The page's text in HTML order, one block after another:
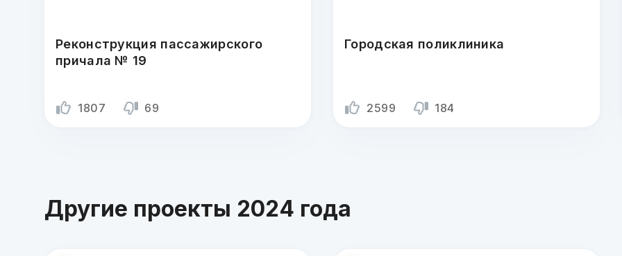
Реконструкция пассажирского
причала № 19
1807 69
Городская поликлиника
2599 184
Другие проекты 2024 года